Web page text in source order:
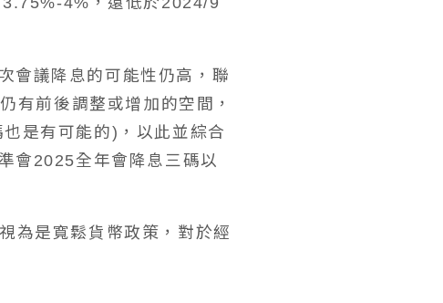
會議降息的可能性仍高，聯
有前後調整或增加的空間，
是有可能的)，以此並綜合
會2025全年會降息三碼以
為是寬鬆貨幣政策，對於經